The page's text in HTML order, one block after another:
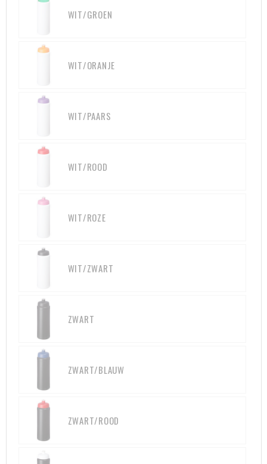
WIT/GROEN
WIT/ORANJE
WIT/PAARS
WIT/ROOD
WIT/ROZE
WIT/ZWART
ZWART
ZWART/BLAUW
ZWART/ROOD